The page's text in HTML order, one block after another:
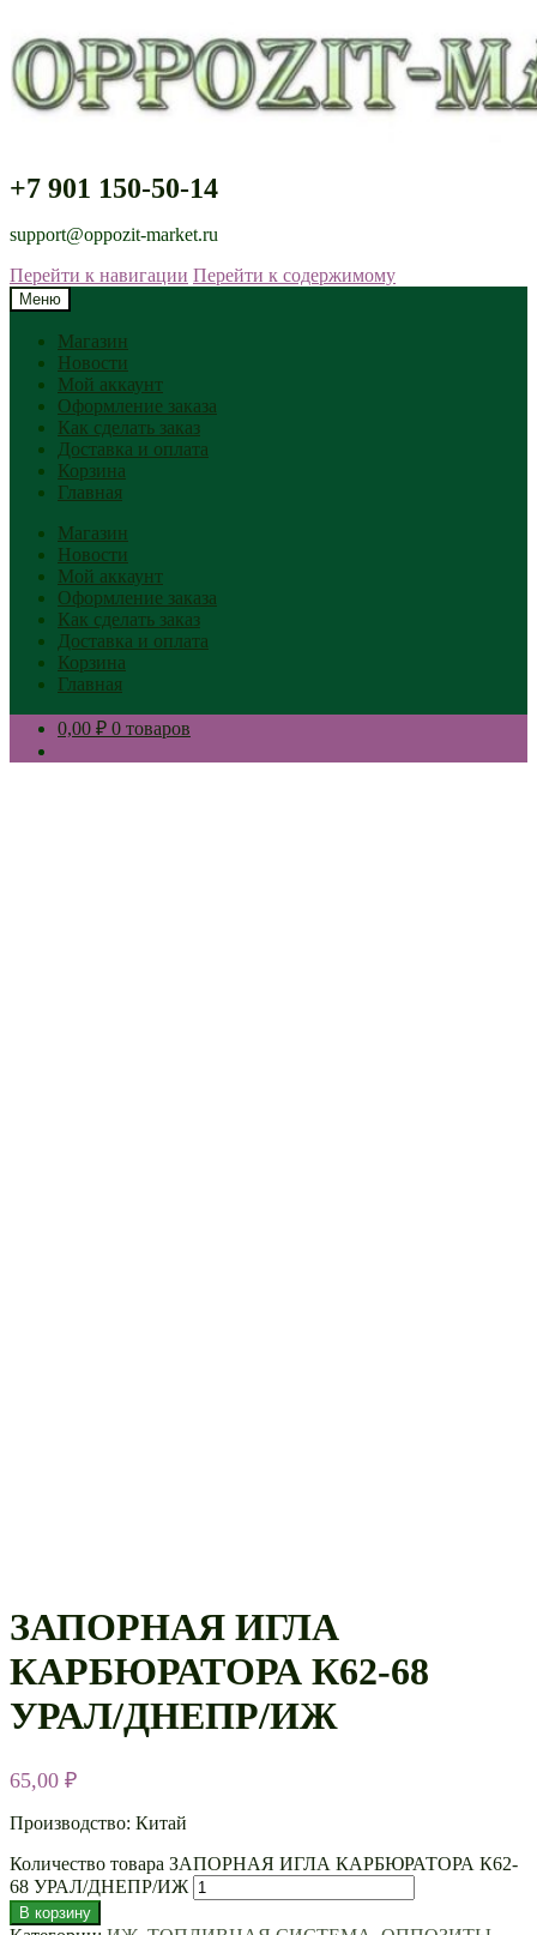
+7 901 150-50-14
support@oppozit-market.ru
Перейти к навигации Перейти к содержимому
Меню
Магазин
Новости
Мой аккаунт
Оформление заказа
Как сделать заказ
Доставка и оплата
Корзина
Главная
Магазин
Новости
Мой аккаунт
Оформление заказа
Как сделать заказ
Доставка и оплата
Корзина
Главная
0,00 ₽ 0 товаров
ЗАПОРНАЯ ИГЛА
КАРБЮРАТОРА К62-68
УРАЛ/ДНЕПР/ИЖ
65,00 ₽
Производство: Китай
Количество товара ЗАПОРНАЯ ИГЛА КАРБЮРАТОРА К62-
68 УРАЛ/ДНЕПР/ИЖ
В корзину